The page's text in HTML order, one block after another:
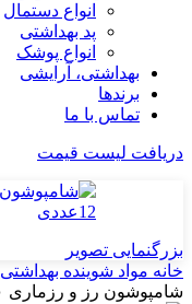
انواع دستمال
پد بهداشتی
انواع پوشک
بهداشتی، آرایشی
برندها
تماس با ما
دریافت لیست قیمت
بزرگنمایی تصویر
خانه مواد شوینده بهداشتی
شامپوشون رز و رزماری ۴۰۰گرمی ۱۲عددی